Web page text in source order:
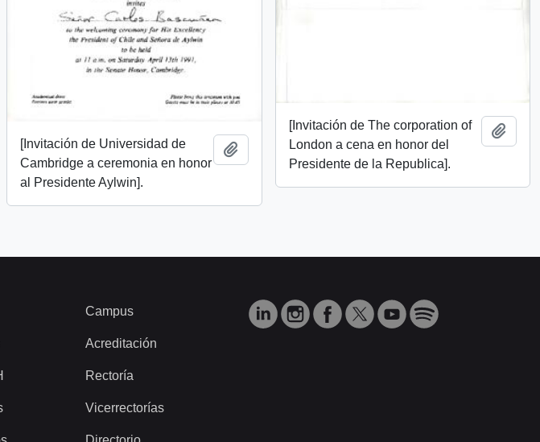
al portapapeles
[Invitación de Universidad de
Cambridge a ceremonia en honor
al Presidente Aylwin].
Añadir al portapapeles
[Invitación de The corporation of
London a cena en honor del
Presidente de la Republica].
Campus
Acreditación
Rectoría
Vicerrectorías